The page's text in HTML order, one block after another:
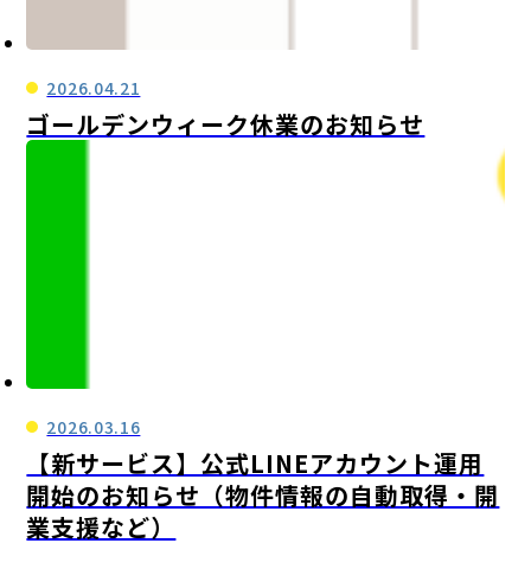
2026.04.21
ゴールデンウィーク休業のお知らせ
2026.03.16
【新サービス】公式LINEアカウント運用
開始のお知らせ（物件情報の自動取得・開
業支援など）